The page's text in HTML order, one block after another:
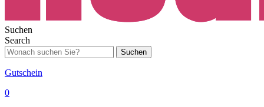
Suchen
Search
Suchen
Gutschein
0